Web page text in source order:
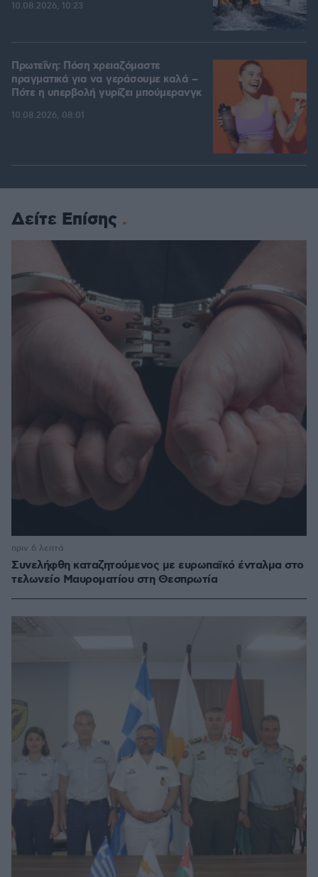
10.08.2026, 10:23
Πρωτεΐνη: Πόση χρειαζόμαστε
πραγματικά για να γεράσουμε καλά –
Πότε η υπερβολή γυρίζει μπούμερανγκ
10.08.2026, 08:01
Δείτε Επίσης
Συνελήφθη καταζητούμενος με ευρωπαϊκό ένταλμα στο
τελωνείο Μαυροματίου στη Θεσπρωτία
πριν 6 λεπτά